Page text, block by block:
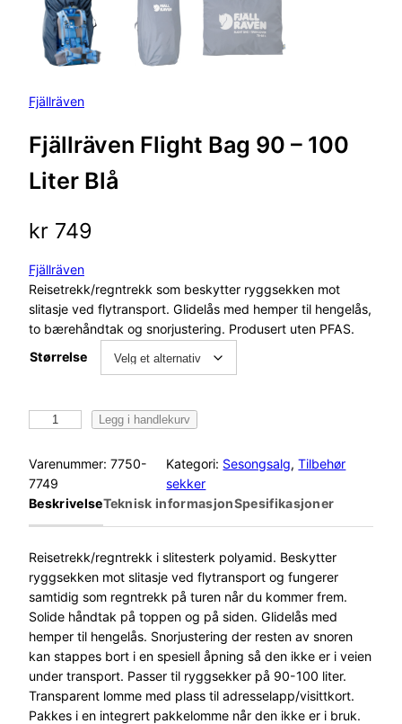
Fjällräven
Fjällräven Flight Bag 90 – 100
Liter Blå
kr 749
Fjällräven
Reisetrekk/regntrekk som beskytter ryggsekken mot
slitasje ved flytransport. Glidelås med hemper til hengelås,
to bærehåndtak og snorjustering. Produsert uten PFAS.
Størrelse
ä
l
l
v
e
n
F
l
i
g
h
t
Legg i handlekurv
Varenummer: 7750-
7749
Kategori: Sesongsalg, Tilbehør
sekker
BeskrivelseTeknisk informasjonSpesifikasjoner
Reisetrekk/regntrekk i slitesterk polyamid. Beskytter
ryggsekken mot slitasje ved flytransport og fungerer
samtidig som regntrekk på turen når du kommer frem.
Solide håndtak på toppen og på siden. Glidelås med
hemper til hengelås. Snorjustering der resten av snoren
kan stappes bort i en spesiell åpning så den ikke er i veien
under transport. Passer til ryggsekker på 90-100 liter.
Transparent lomme med plass til adresselapp/visittkort.
Pakkes i en integrert pakkelomme når den ikke er i bruk.